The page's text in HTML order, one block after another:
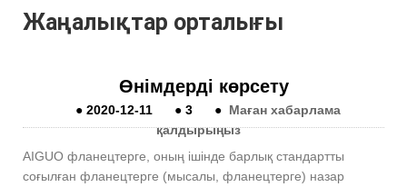
Жаңалықтар орталығы
Өнімдерді көрсету
●2020-12-11 ●3 ● Маған хабарлама
қалдырыңыз
AIGUO фланецтерге, оның ішінде барлық стандартты
соғылған фланецтерге (мысалы, фланецтерге) назар